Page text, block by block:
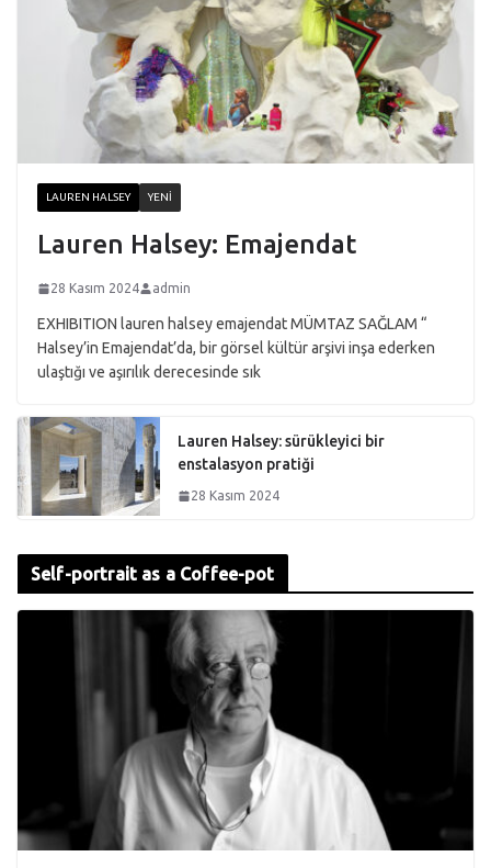
LAUREN HALSEY YENI
Lauren Halsey: Emajendat
28 Kasım 2024 admin
EXHIBITION lauren halsey emajendat MÜMTAZ SAĞLAM “
Halsey’in Emajendat’da, bir görsel kültür arşivi inşa ederken
ulaştığı ve aşırılık derecesinde sık
Lauren Halsey: sürükleyici bir
enstalasyon pratiği
28 Kasım 2024
Self-portrait as a Coffee-pot